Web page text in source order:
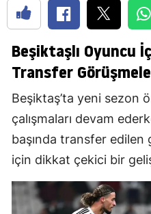
Beşiktaşlı Oyuncu
Transfer
Beşiktaş’ta yeni sezon
çalışmaları devam
başında transfer edilen
için dikkat çekici bir